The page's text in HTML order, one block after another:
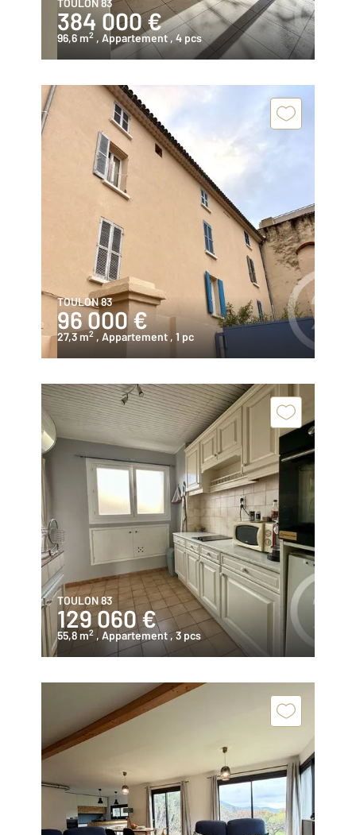
TOULON 83
384 000 €
96,6 m2 , Appartement , 4 pcs
TOULON 83
96 000 €
27,3 m2 , Appartement , 1 pc
TOULON 83
129 060 €
55,8 m2 , Appartement, 3 pcs